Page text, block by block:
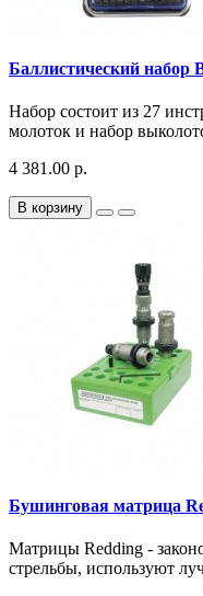
Баллистический набор
Набор состоит из 27
молоток и набор
4 381.00 р.
В корзину
Бушинговая матрица
Матрицы Redding -
стрельбы, используют